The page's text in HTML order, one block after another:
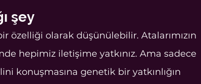
şey
özelliği olarak düşünülebilir. Atalarımızın
hepimiz iletişime yatkınız. Ama sadece
konuşmasına genetik bir yatkınlığın